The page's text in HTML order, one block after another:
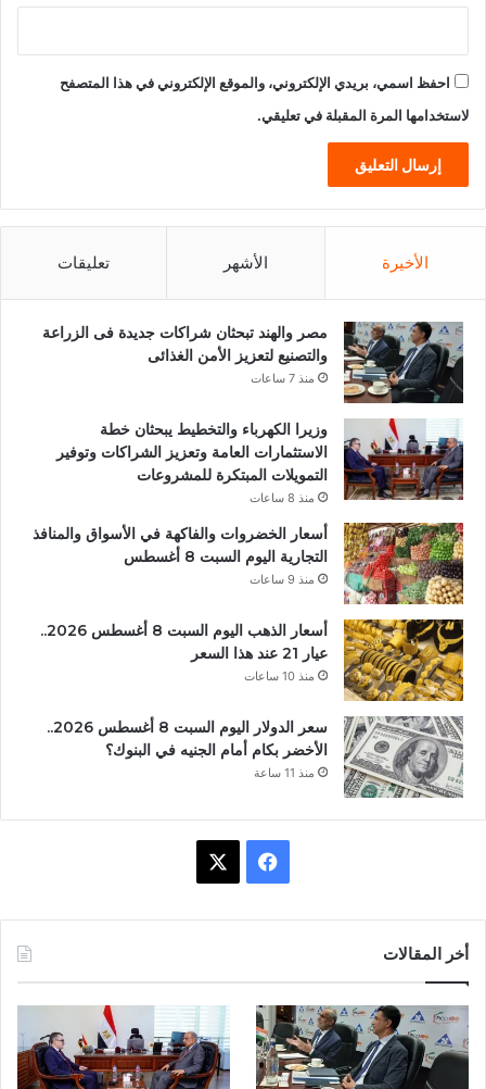
احفظ اسمي، بريدي الإلكتروني، والموقع الإلكتروني في هذا المتصفح
لاستخدامها المرة المقبلة في تعليقي.
الأخيرة الأشهر تعليقات
مصر والهند تبحثان شراكات جديدة فى الزراعة
والتصنيع لتعزيز الأمن الغذائى
منذ 7 ساعات
وزيرا الكهرباء والتخطيط يبحثان خطة
الاستثمارات العامة وتعزيز الشراكات وتوفير
التمويلات المبتكرة للمشروعات
منذ 8 ساعات
أسعار الخضروات والفاكهة في الأسواق والمنافذ
التجارية اليوم السبت 8 أغسطس
منذ 9 ساعات
أسعار الذهب اليوم السبت 8 أغسطس 2026..
عيار 21 عند هذا السعر
منذ 10 ساعات
سعر الدولار اليوم السبت 8 أغسطس 2026..
الأخضر بكام أمام الجنيه في البنوك؟
منذ 11 ساعة
فيسبوك
أخر المقالات